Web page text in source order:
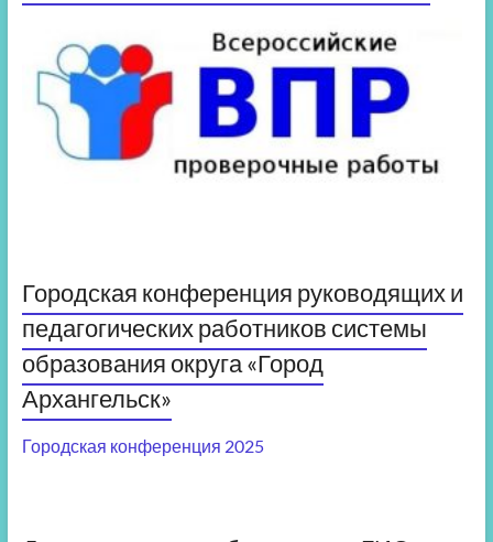
Городская конференция руководящих и
педагогических работников системы
образования округа «Город
Архангельск»
Городская конференция 2025